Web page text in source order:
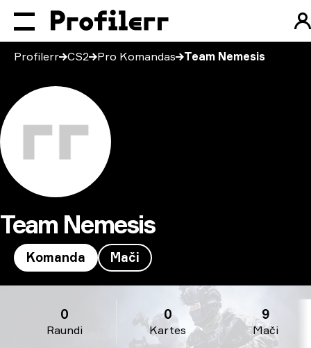
Profilerr CS2 Pro Komandas Team Nemesis
Team Nemesis
Komanda Mači
Raundi
0
Kartes
0
Mači
9